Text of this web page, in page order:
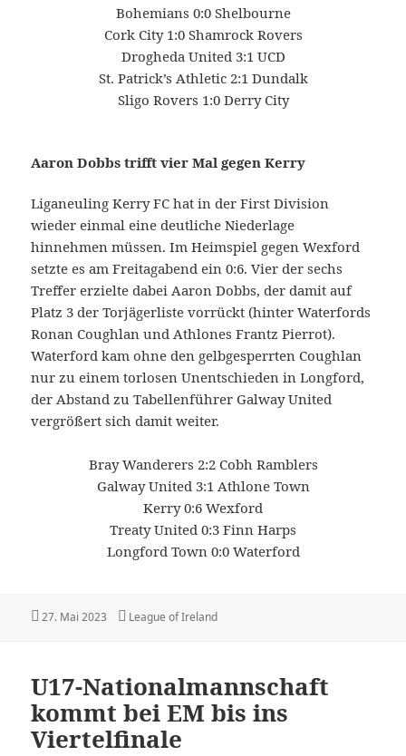
Bohemians 0:0 Shelbourne
Cork City 1:0 Shamrock Rovers
Drogheda United 3:1 UCD
St. Patrick’s Athletic 2:1 Dundalk
Sligo Rovers 1:0 Derry City
Aaron Dobbs trifft vier Mal gegen Kerry
Liganeuling Kerry FC hat in der First Division
wieder einmal eine deutliche Niederlage
hinnehmen müssen. Im Heimspiel gegen Wexford
setzte es am Freitagabend ein 0:6. Vier der sechs
Treffer erzielte dabei Aaron Dobbs, der damit auf
Platz 3 der Torjägerliste vorrückt (hinter Waterfords
Ronan Coughlan und Athlones Frantz Pierrot).
Waterford kam ohne den gelbgesperrten Coughlan
nur zu einem torlosen Unentschieden in Longford,
der Abstand zu Tabellenführer Galway United
vergrößert sich damit weiter.
Bray Wanderers 2:2 Cobh Ramblers
Galway United 3:1 Athlone Town
Kerry 0:6 Wexford
Treaty United 0:3 Finn Harps
Longford Town 0:0 Waterford
Veröffentlicht
27. Mai 2023 Kategorien
League of Ireland
U17-Nationalmannschaft
kommt bei EM bis ins
Viertelfinale